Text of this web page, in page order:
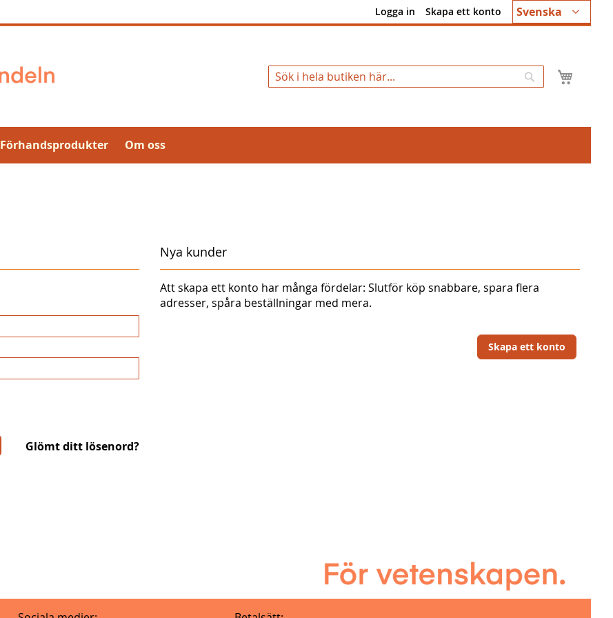
Språk
Svenska
Logga in Skapa ett konto
Sök
Förhandsprodukter Om oss
Glömt ditt lösenord?
Nya kunder
Att skapa ett konto har många fördelar: Slutför köp snabbare, spara flera
adresser, spåra beställningar med mera.
Skapa ett konto